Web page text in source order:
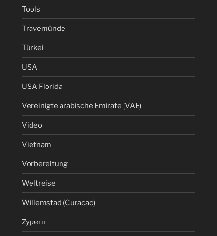
Tools
Travemünde
Türkei
USA
USA Florida
Vereinigte arabische Emirate (VAE)
Video
Vietnam
Vorbereitung
Weltreise
Willemstad (Curacao)
Zypern